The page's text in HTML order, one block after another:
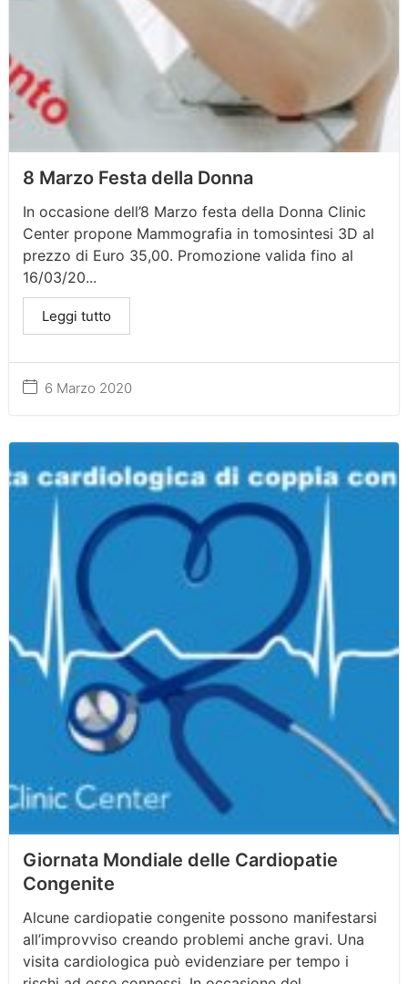
8 Marzo Festa della Donna
6 Marzo 2020
In occasione dell’8 Marzo festa della Donna Clinic
Center propone Mammografia in tomosintesi 3D al
prezzo di Euro 35,00. Promozione valida fino al
16/03/20...
Leggi tutto
Giornata Mondiale delle Cardiopatie
Congenite
Alcune cardiopatie congenite possono manifestarsi
all’improvviso creando problemi anche gravi. Una
visita cardiologica può evidenziare per tempo i